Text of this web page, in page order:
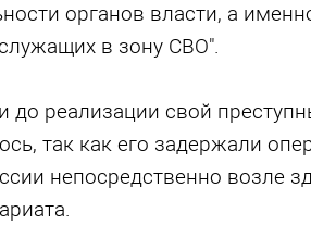
органов власти, а
в зону СВО".
до реализации свой
так как его задержали
непосредственно возле